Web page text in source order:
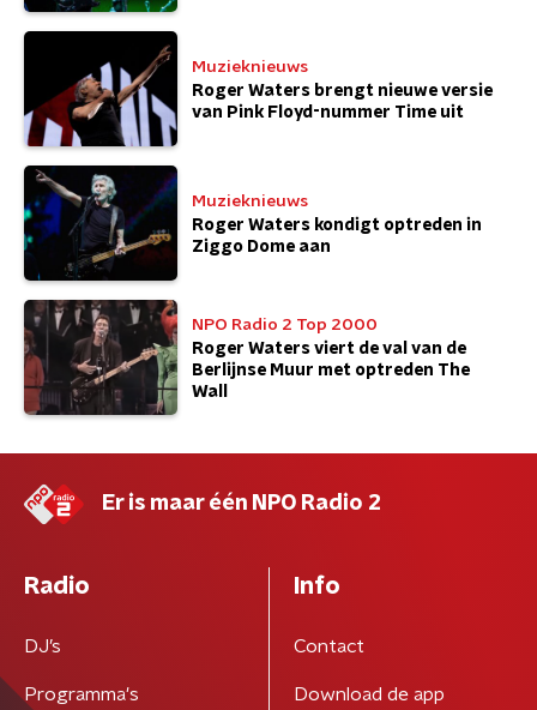
Muzieknieuws
Roger Waters brengt nieuwe versie
van Pink Floyd-nummer Time uit
Muzieknieuws
Roger Waters kondigt optreden in
Ziggo Dome aan
NPO Radio 2 Top 2000
Roger Waters viert de val van de
Berlijnse Muur met optreden The
Wall
Er is maar één NPO Radio 2
Radio
DJ’s
Programma's
Info
Contact
Download de app